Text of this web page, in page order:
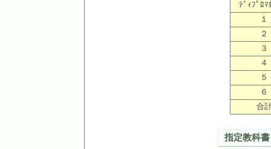
ﾃﾞｨﾌﾟﾛﾏ
１
２
３
４
５
６
合
指定教科書